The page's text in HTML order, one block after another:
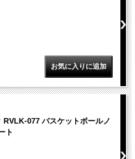
077 バスケットボールノ
ト